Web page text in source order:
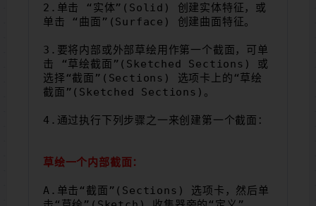
2.单击 “实体”(Solid) 创建实体特征，或
单击 “曲面”(Surface) 创建曲面特征。
3.要将内部或外部草绘用作第一个截面，可单
击 “草绘截面”(Sketched Sections) 或
选择“截面”(Sections) 选项卡上的“草绘
截面”(Sketched Sections)。
4.通过执行下列步骤之一来创建第一个截面：
草绘一个内部截面：
A.单击“截面”(Sections) 选项卡，然后单